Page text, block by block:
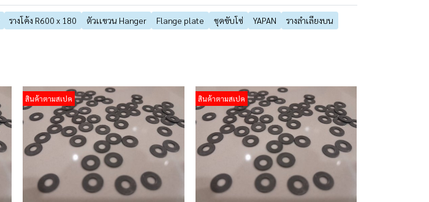
รางโค้ง R600 x 180 ตัวเเขวน Hanger Flange plate ชุดขับโซ่ YAPAN
รางลำเลียงบน
สินค้าตามสเปค สินค้าตามสเปค